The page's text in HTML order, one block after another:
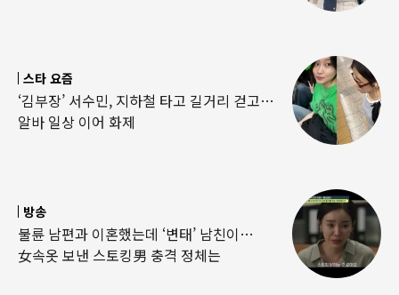
스타 요즘
‘김부장’ 서수민, 지하철 타고 길거리 걷고…
알바 일상 이어 화제
방송
불륜 남편과 이혼했는데 ‘변태’ 남친이…
女속옷 보낸 스토킹男 충격 정체는